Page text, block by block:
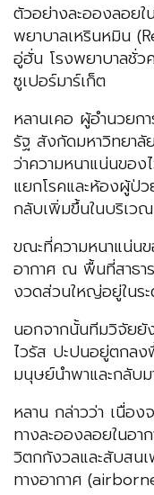
ตัวอย่างละอองลอยใ
พยาบาลเหรินหมิน
อู่ฮั่น โรงพยาบาลชั่ว
ซูเปอร์มาร์เก็ต
หลานเคอ ผู้อำนวยก
รัฐ สังกัดมหาวิทยาลั
ว่าความหนาแน่นขอ
แยกโรคและห้องผู้ป่
กลับเพิ่มขึ้นในบริเว
ขณะที่ความหนาแน่น
อากาศ ณ พื้นที่สาธา
งวดส่วนใหญ่อยู่ในร
นอกจากนั้นทีมวิจัยยั
ไวรัส ปะปนอยู่ตกล
มนุษย์นำพาและกลับ
หลาน กล่าวว่า เนื่อง
ทางละอองลอยในอ
วิตกกังวลและสับสนเ
ทางอากาศ